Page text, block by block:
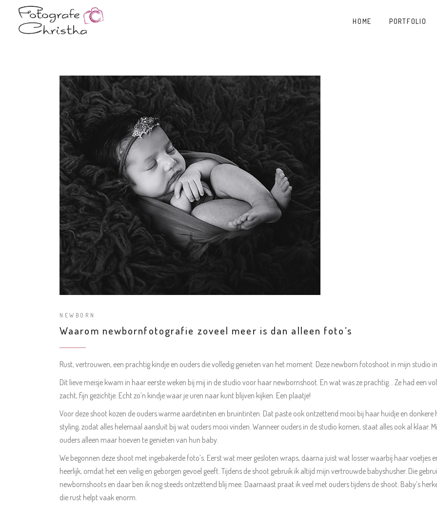
HOME PORTFOLIO
NEWBORN
Waarom newbornfotografie zoveel meer is dan alleen foto’s
Rust, vertrouwen, een prachtig kindje en ouders die volledig genieten van het moment. Deze newborn fotoshoot in mijn studio
Dit lieve meisje kwam in haar eerste weken bij mij in de studio voor haar newbornshoot. En wat was ze prachtig… Ze had een
zacht, fijn gezichtje. Echt zo’n kindje waar je uren naar kunt blijven kijken. Een plaatje!
Voor deze shoot kozen de ouders warme aardetinten en bruintinten. Dat paste ook ontzettend mooi bij haar huidje en donkere
styling, zodat alles helemaal aansluit bij wat ouders mooi vinden. Wanneer ouders in de studio komen, staat alles ook al klaar.
ouders alleen maar hoeven te genieten van hun baby.
We begonnen deze shoot met ingebakerde foto’s. Eerst wat meer gesloten wraps, daarna juist wat losser waarbij haar voetjes
heerlijk, omdat het een veilig en geborgen gevoel geeft. Tijdens de shoot gebruik ik altijd mijn vertrouwde babyshusher. Die
newbornshoots en daar ben ik nog steeds ontzettend blij mee. Daarnaast praat ik veel met ouders tijdens de shoot. Baby’s
die rust helpt vaak enorm.